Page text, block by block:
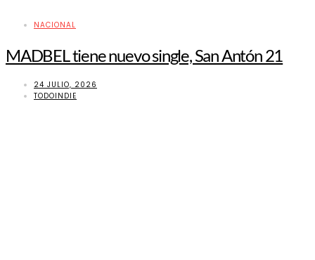
NACIONAL
MADBEL tiene nuevo single, San Antón 21
24 JULIO, 2026
TODOINDIE